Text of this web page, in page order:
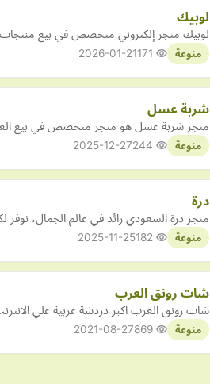
لوبيك
لوبيك متجر إلكتروني متخصص في بيع منتجات
منوعة 2026-01-21
شربة عسل
متجر شربة عسل هو متجر متخصص في بيع
منوعة 2025-12-27
درة
متجر درة السعودي رائد في عالم الجمال، نوفر
منوعة 2025-11-25
شات رونق العرب
شات رونق العرب اكبر دردشة عربية علي
منوعة 2021-08-27